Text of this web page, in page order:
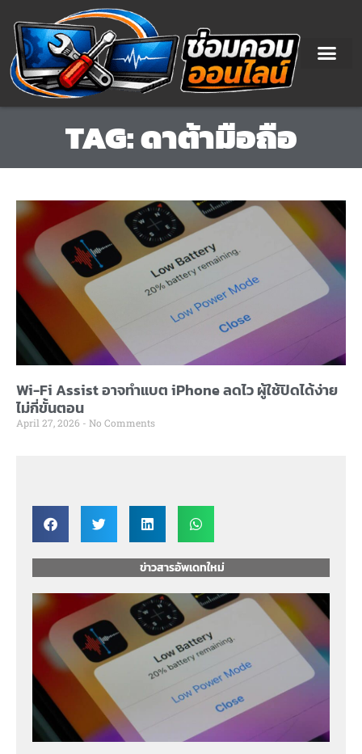
content
TAG: ดาต้ามือถือ
Wi-Fi Assist อาจทำแบต iPhone ลดไว ผู้ใช้ปิดได้ง่าย
ไม่กี่ขั้นตอน
April 27, 2026 No Comments
ข่าวสารอัพเดทใหม่